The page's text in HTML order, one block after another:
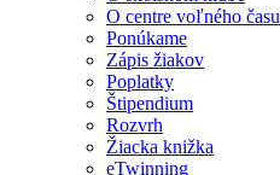
O centre voľného času
Ponúkame
Zápis žiakov
Poplatky
Štipendium
Rozvrh
Žiacka knižka
eTwinning